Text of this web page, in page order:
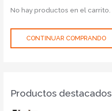
No hay productos en el carrito.
CONTINUAR COMPRANDO
Productos destacados